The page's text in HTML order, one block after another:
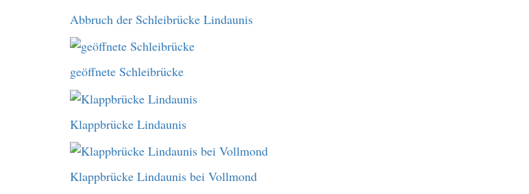
Abbruch der Schleibrücke Lindaunis
geöffnete Schleibrücke
Klappbrücke Lindaunis
Klappbrücke Lindaunis bei Vollmond